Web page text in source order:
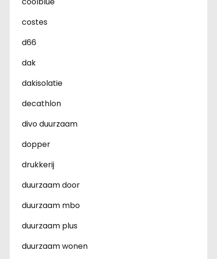
costes
d66
dak
dakisolatie
decathlon
divo duurzaam
dopper
drukkerij
duurzaam door
duurzaam mbo
duurzaam plus
duurzaam wonen